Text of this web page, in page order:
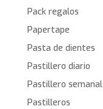
Pack regalos
Papertape
Pasta de dientes
Pastillero diario
Pastillero semanal
Pastilleros